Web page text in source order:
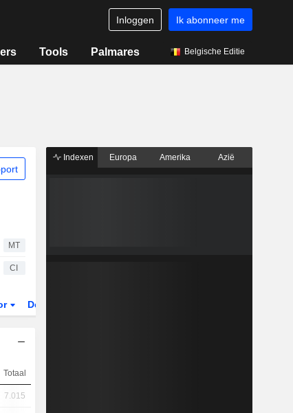
Inloggen Ik abonneer me
Tools Palmares Belgische Editie
MT
CI
Derivaten
Totaal
7.015
Indexen Europa Amerika Azië